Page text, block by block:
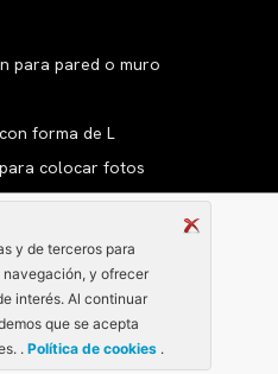
y de terceros para
navegación, y ofrecer
interés. Al continuar
que se acepta
. Política de cookies .
para pared o muro
forma de L
colocar fotos
Copyright © clarabelen.com